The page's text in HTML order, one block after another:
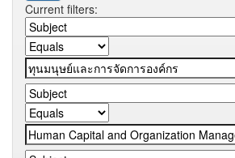
Current filters: